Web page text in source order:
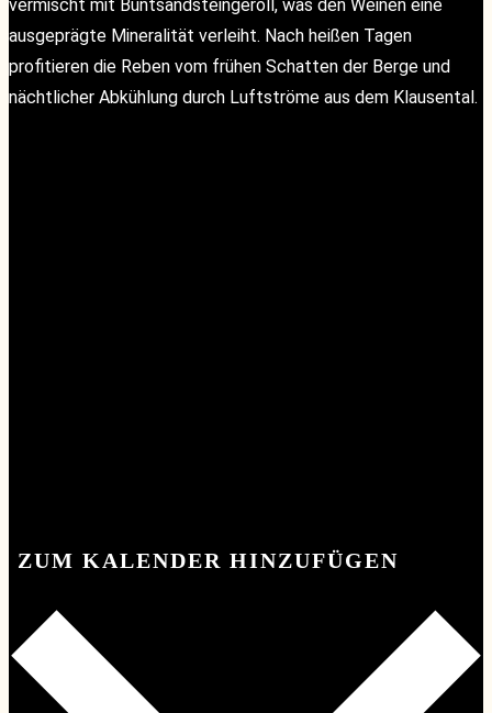
vermischt mit Buntsandsteingeröll, was den Weinen eine
ausgeprägte Mineralität verleiht. Nach heißen Tagen
profitieren die Reben vom frühen Schatten der Berge und
nächtlicher Abkühlung durch Luftströme aus dem Klausental.
ZUM KALENDER HINZUFÜGEN